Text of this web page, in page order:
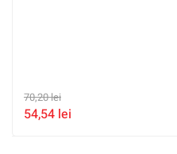
70,20lei
54,54 lei